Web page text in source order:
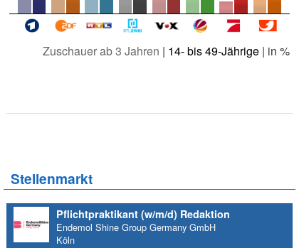
Zuschauer ab 3 Jahren | 14- bis 49-Jährige| in %
Stellenmarkt
Pflichtpraktikant (w/m/d) Redaktion
Endemol Shine Group Germany GmbH
Köln